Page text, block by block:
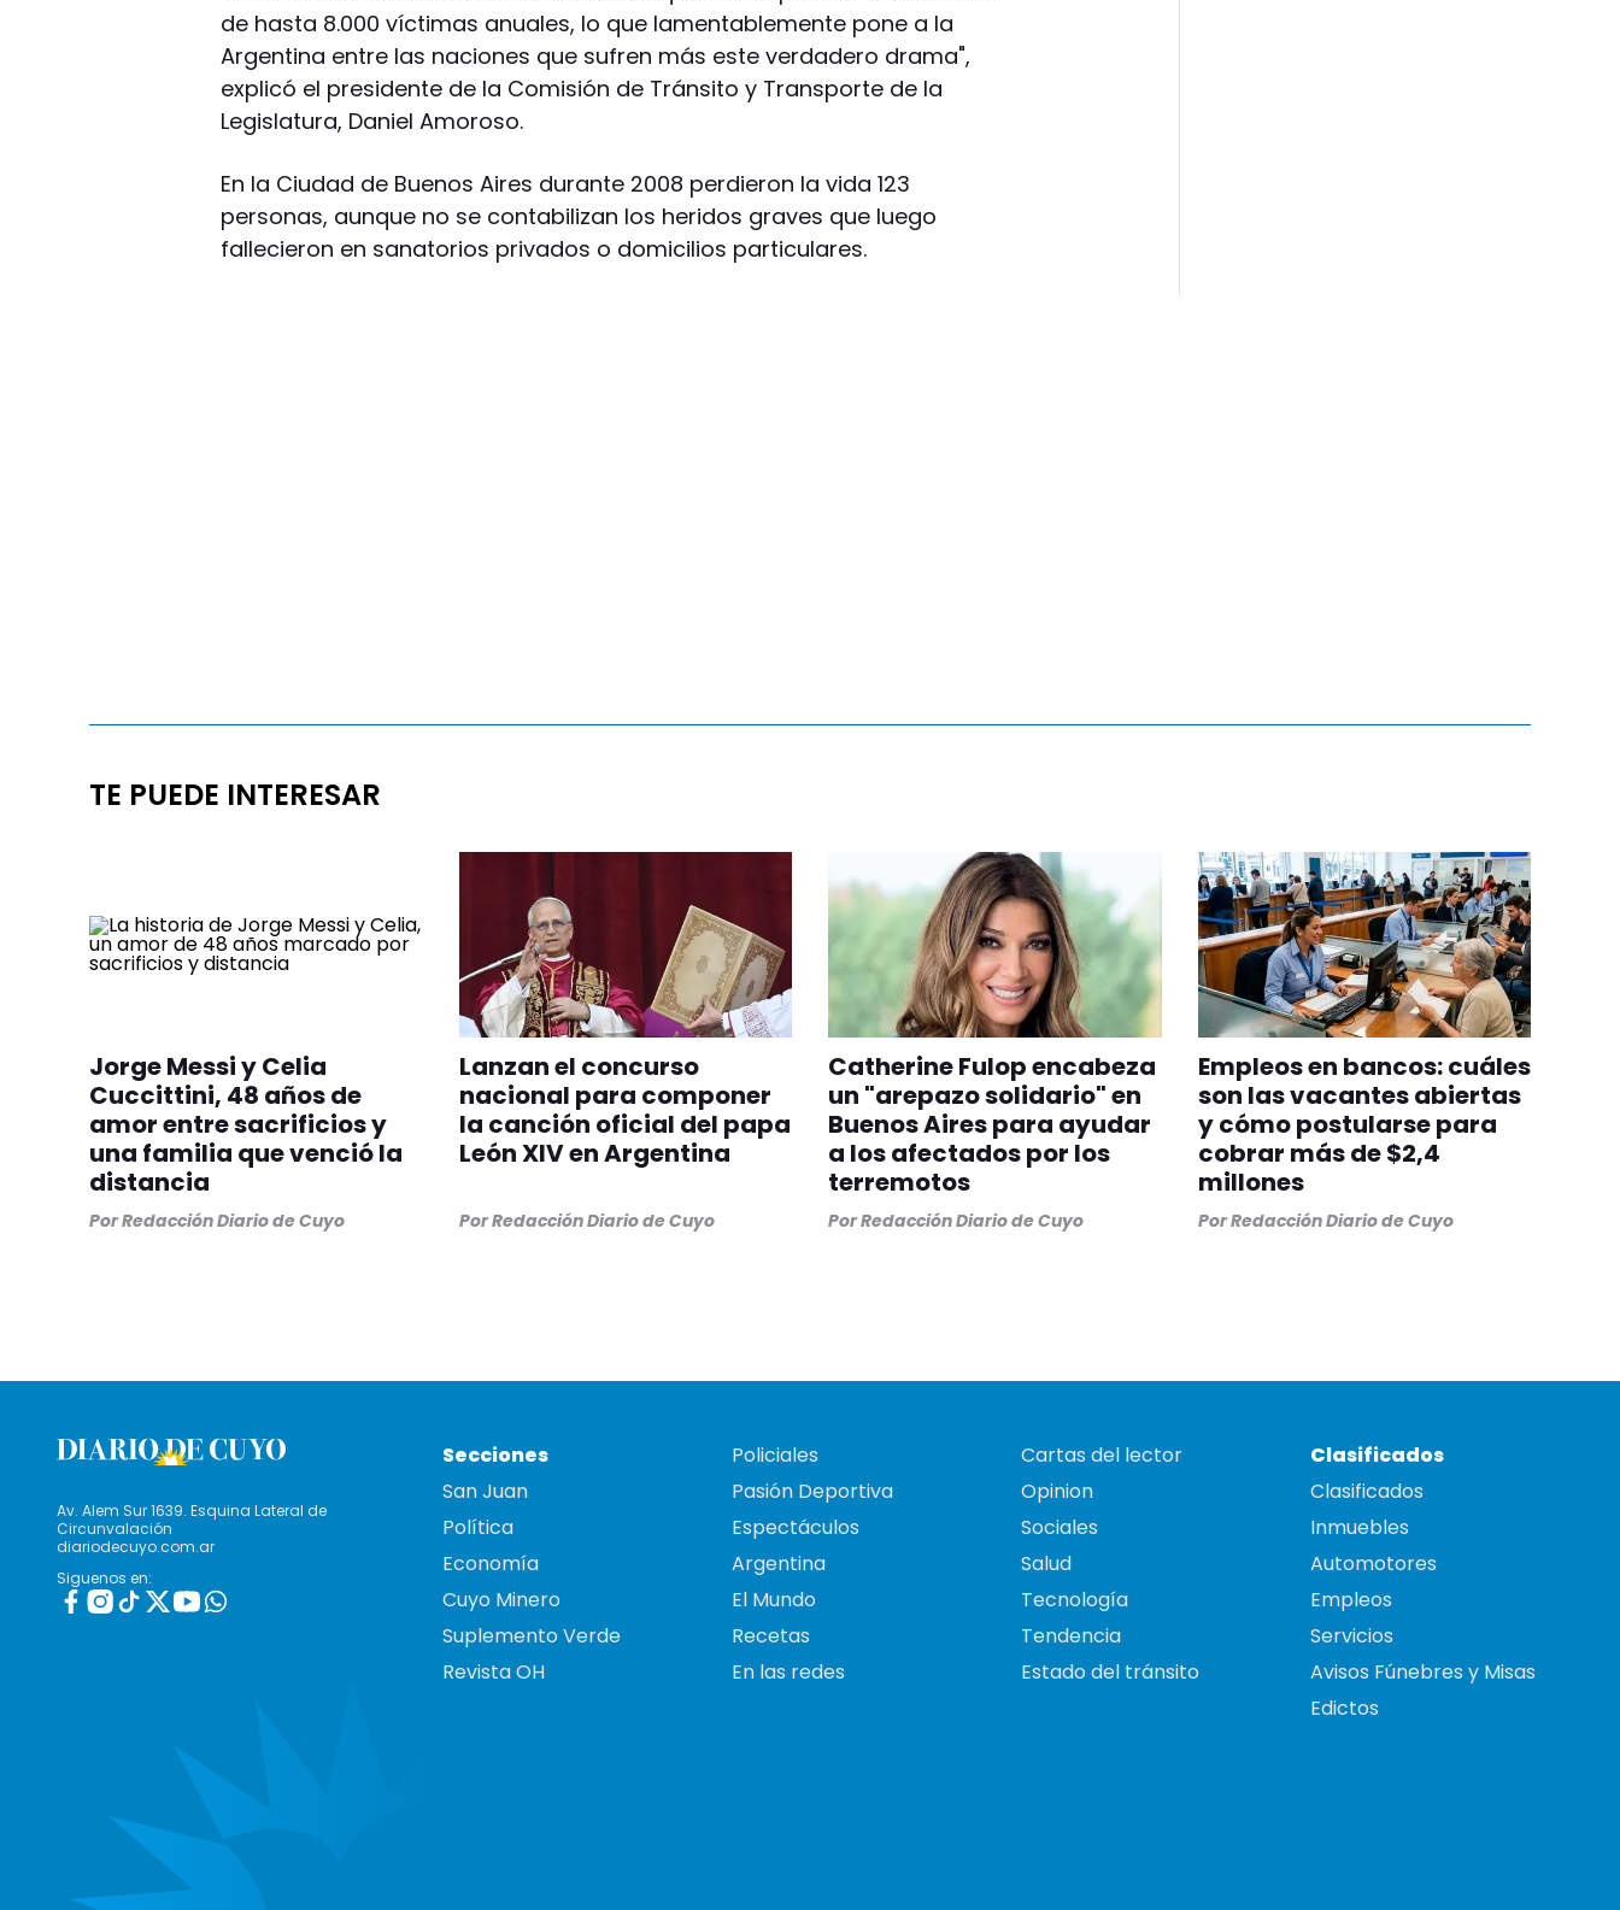
de hasta 8.000 víctimas anuales, lo que lamentablemente pone a la
Argentina entre las naciones que sufren más este verdadero drama",
explicó el presidente de la Comisión de Tránsito y Transporte de la
Legislatura, Daniel Amoroso.
En la Ciudad de Buenos Aires durante 2008 perdieron la vida 123
personas, aunque no se contabilizan los heridos graves que luego
fallecieron en sanatorios privados o domicilios particulares.
TE PUEDE INTERESAR
Jorge Messi y Celia
Cuccittini, 48 años de
amor entre sacrificios y
una familia que venció la
distancia
PorRedacción Diario de Cuyo
Lanzan el concurso
nacional para componer
la canción oficial del papa
León XIV en Argentina
PorRedacción Diario de Cuyo
Catherine Fulop encabeza
un "arepazo solidario" en
Buenos Aires para ayudar
a los afectados por los
terremotos
PorRedacción Diario de Cuyo
Empleos en bancos: cuáles
son las vacantes abiertas
y cómo postularse para
cobrar más de $2,4
millones
PorRedacción Diario de Cuyo
Av. Alem Sur 1639. Esquina Lateral de
Circunvalación
diariodecuyo.com.ar
Siguenos en:
Secciones
San Juan
Política
Economía
Cuyo Minero
Suplemento Verde
Revista OH
Policiales
Pasión Deportiva
Espectáculos
Argentina
El Mundo
Recetas
En las redes
Cartas del lector
Opinion
Sociales
Salud
Tecnología
Tendencia
Estado del tránsito
Clasificados
Clasificados
Inmuebles
Automotores
Empleos
Servicios
Avisos Fúnebres y Misas
Edictos